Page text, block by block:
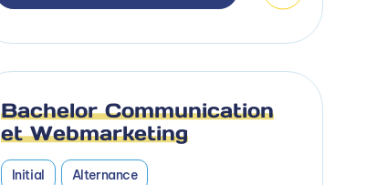
Bachelor Communication
et Webmarketing
Initial Alternance